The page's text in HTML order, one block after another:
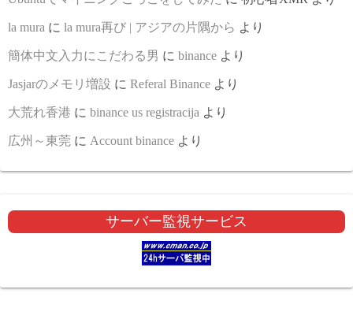
la mura に la mura再び | アジアの片隅から より
簡体中文入力にこだわる男 に binance より
Jasjarのメモリ増設 に Referal Binance より
大荒れ香港 に binance us registracija より
広州～東莞 に Account binance より
サーバー監視サービス